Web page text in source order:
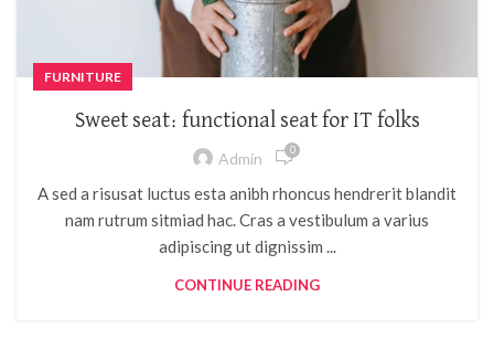
FURNITURE
Sweet seat: functional seat for IT folks
Admin 0
A sed a risusat luctus esta anibh rhoncus hendrerit blandit
nam rutrum sitmiad hac. Cras a vestibulum a varius
adipiscing ut dignissim ...
CONTINUE READING